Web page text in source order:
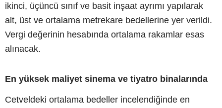
ikinci, üçüncü sınıf ve basit inşaat ayrımı yapılarak
alt, üst ve ortalama metrekare bedellerine yer verildi.
Vergi değerinin hesabında ortalama rakamlar esas
alınacak.
En yüksek maliyet sinema ve tiyatro binalarında
Cetveldeki ortalama bedeller incelendiğinde en